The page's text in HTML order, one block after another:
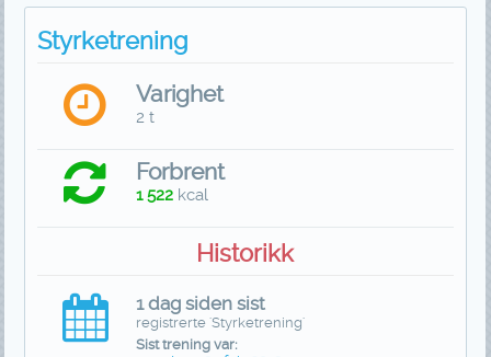
Styrketrening
Varighet
2 t
Forbrent
1 522 kcal
Historikk
1 dag siden sist
registrerte 'Styrketrening'
Sist trening var: